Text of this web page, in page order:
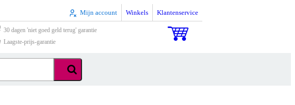
Mijn account Winkels Klantenservice
30 dagen 'niet goed geld terug' garantie
Laagste-prijs-garantie